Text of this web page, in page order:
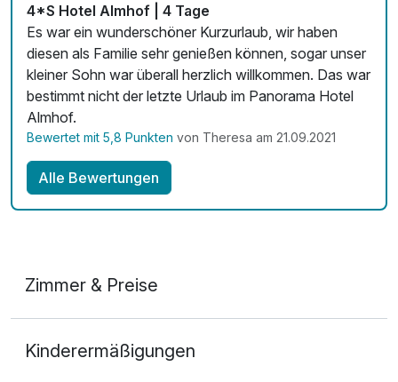
4*S Hotel Almhof | 4 Tage
Es war ein wunderschöner Kurzurlaub, wir haben
diesen als Familie sehr genießen können, sogar unser
kleiner Sohn war überall herzlich willkommen. Das war
bestimmt nicht der letzte Urlaub im Panorama Hotel
Almhof.
Bewertet mit 5,8 Punkten von Theresa am 21.09.2021
Alle Bewertungen
Zimmer & Preise
2 Erwachsene und 1 Kind
Kinderermäßigungen